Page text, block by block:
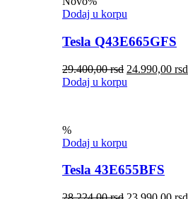
Dodaj u korpu
Tesla Q43E665GFS
29.400,00rsd 24.990,00 rsd
Dodaj u korpu
%
Dodaj u korpu
Tesla 43E655BFS